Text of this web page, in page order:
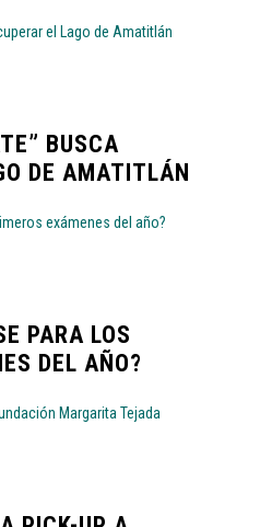
BUSCA
DE AMATITLÁN
PARA LOS
DEL AÑO?